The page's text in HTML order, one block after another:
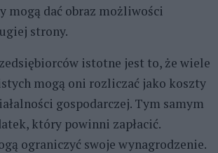
mogą dać obraz możliwości
strony.
istotne jest to, że wiele
mogą oni rozliczać jako koszty
gospodarczej. Tym samym
który powinni zapłacić.
ograniczyć swoje wynagrodzenie.